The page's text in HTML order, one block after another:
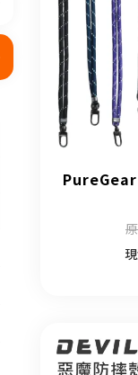
PureGear